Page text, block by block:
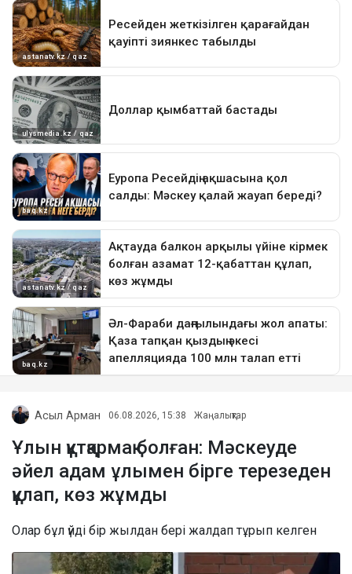
Асыл Арман 06.08.2026, 15:38 Жаңалықтар
Ұлын құтқармақ болған: Мәскеуде
әйел адам ұлымен бірге терезеден
құлап, көз жұмды
Олар бұл үйді бір жылдан бері жалдап тұрып келген